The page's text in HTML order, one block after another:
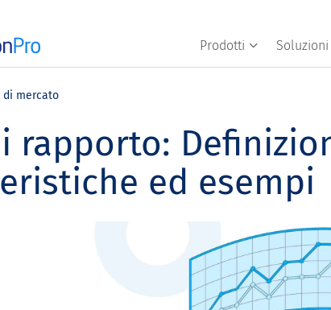
Prodotti Soluzioni
di mercato
rapporto:
ed esempi